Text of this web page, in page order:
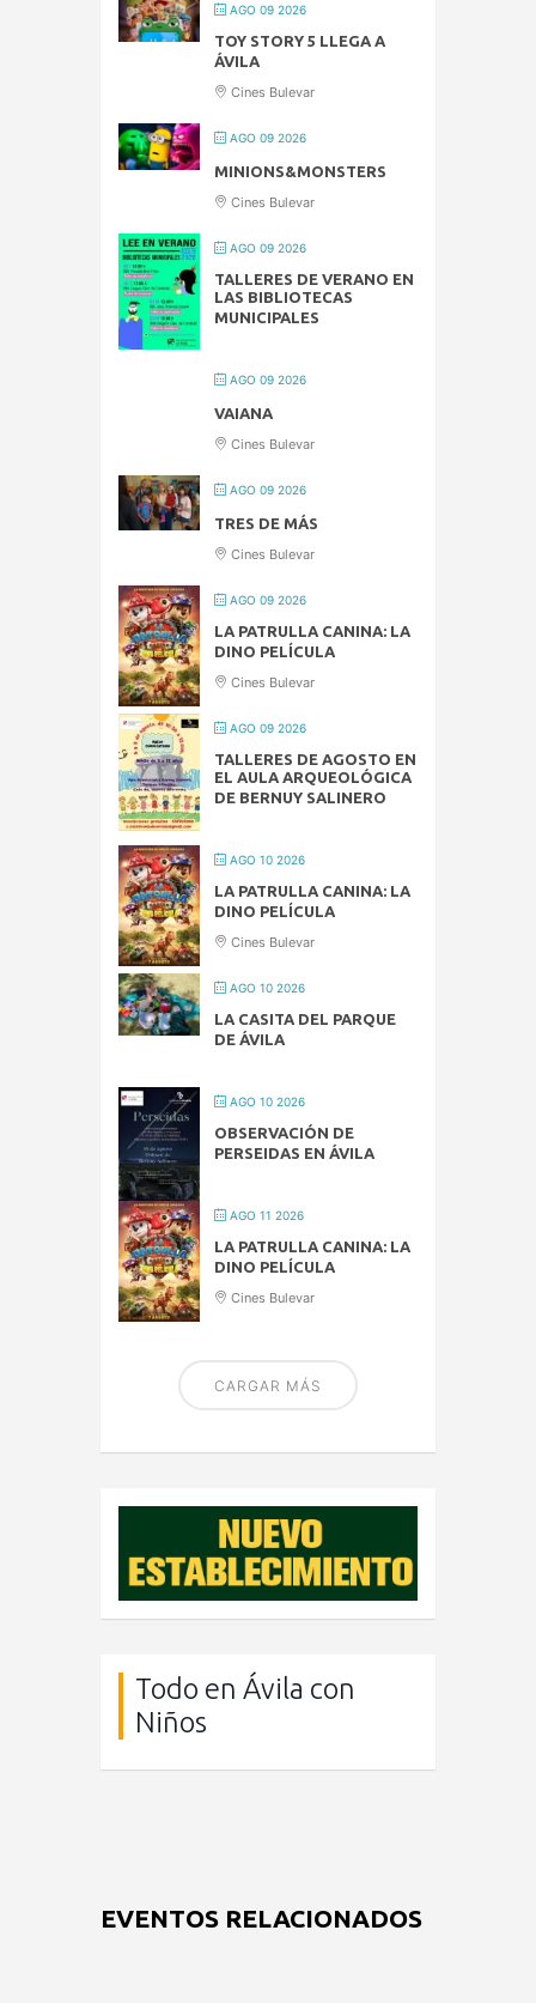
AGO 09 2026
TOY STORY 5 LLEGA A
ÁVILA
Cines Bulevar
AGO 09 2026
MINIONS&MONSTERS
Cines Bulevar
AGO 09 2026
TALLERES DE VERANO EN
LAS BIBLIOTECAS
MUNICIPALES
AGO 09 2026
VAIANA
Cines Bulevar
AGO 09 2026
TRES DE MÁS
Cines Bulevar
AGO 09 2026
LA PATRULLA CANINA: LA
DINO PELÍCULA
Cines Bulevar
AGO 09 2026
TALLERES DE AGOSTO EN
EL AULA ARQUEOLÓGICA
DE BERNUY SALINERO
AGO 10 2026
LA PATRULLA CANINA: LA
DINO PELÍCULA
Cines Bulevar
AGO 10 2026
LA CASITA DEL PARQUE
DE ÁVILA
AGO 10 2026
OBSERVACIÓN DE
PERSEIDAS EN ÁVILA
AGO 11 2026
LA PATRULLA CANINA: LA
DINO PELÍCULA
Cines Bulevar
CARGAR MÁS
Todo en Ávila con
Niños
EVENTOS RELACIONADOS